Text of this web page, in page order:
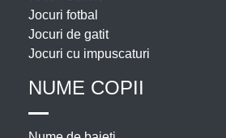
Jocuri fotbal
Jocuri de gatit
Jocuri cu impuscaturi
NUME COPII